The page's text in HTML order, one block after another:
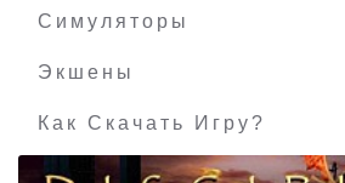
Симуляторы
Экшены
Как Скачать Игру?